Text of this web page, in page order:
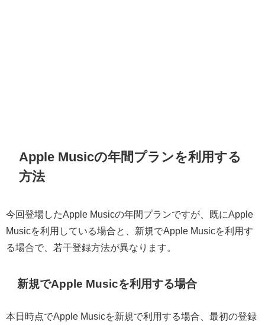
Apple Musicの年間プランを利用する
方法
今回登場したApple Musicの年間プランですが、既にApple
Musicを利用している場合と、新規でApple Musicを利用す
る場合で、若干登録方法が異なります。
新規でApple Musicを利用する場合
本日時点でApple Musicを新規で利用する場合、最初の登録